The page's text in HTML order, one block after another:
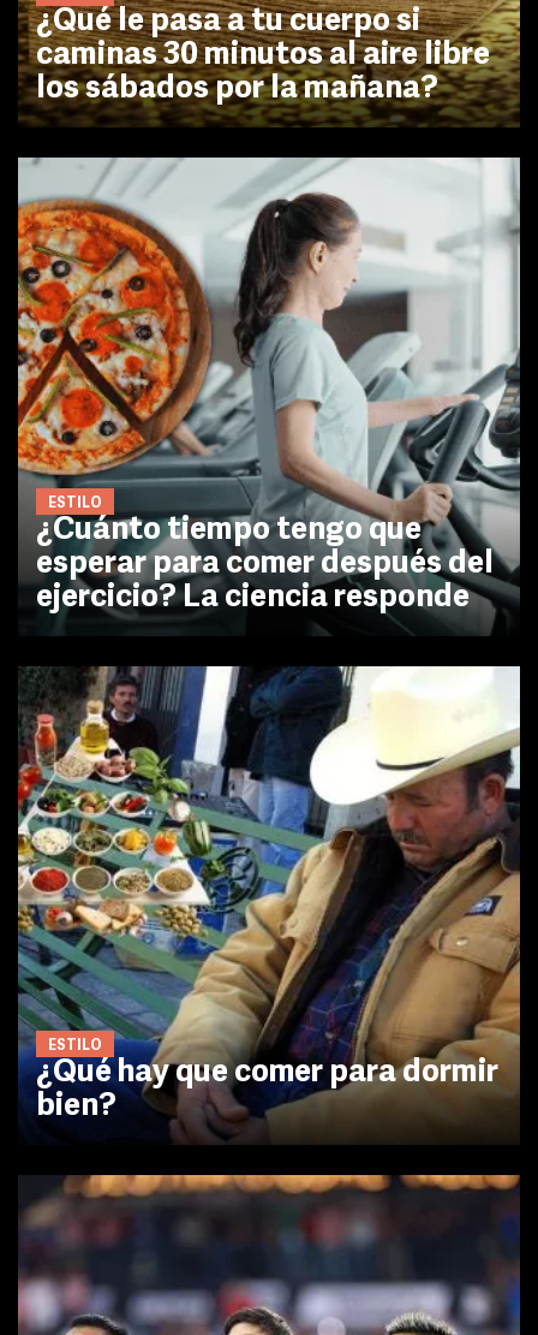
¿Qué le pasa a tu cuerpo si
caminas 30 minutos al aire libre
los sábados por la mañana?
ESTILO
¿Cuánto tiempo tengo que
esperar para comer después del
ejercicio? La ciencia responde
ESTILO
¿Qué hay que comer para dormir
bien?